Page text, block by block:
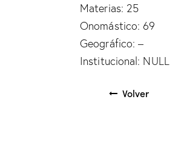
Materias: 25
Onomástico: 69
Geográfico: –
Institucional: NULL
Volver